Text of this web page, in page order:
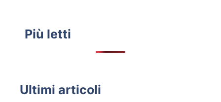
Più letti
Ultimi articoli